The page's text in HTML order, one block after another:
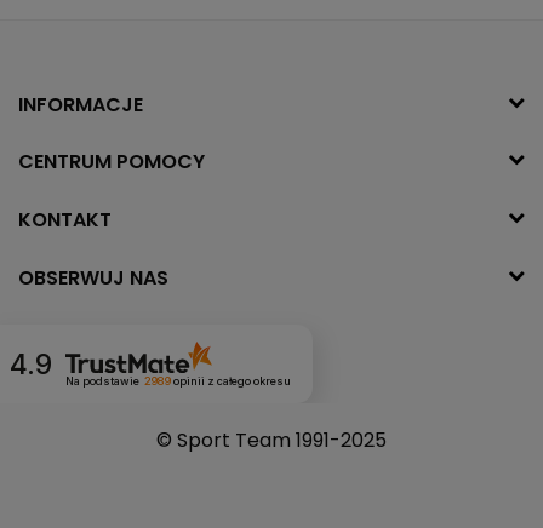
INFORMACJE
CENTRUM POMOCY
KONTAKT
OBSERWUJ NAS
4.9 Na podstawie 2989opinii z całego okresu
© Sport Team 1991-2025